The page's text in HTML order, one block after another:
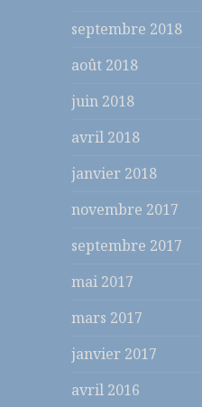
septembre 2018
août 2018
juin 2018
avril 2018
janvier 2018
novembre 2017
septembre 2017
mai 2017
mars 2017
janvier 2017
avril 2016